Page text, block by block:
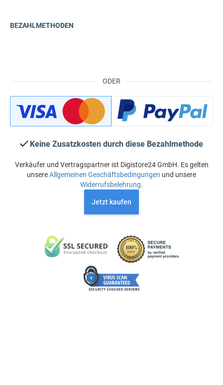
ODER
BEZAHLMETHODEN
Keine Zusatzkosten durch diese Bezahlmethode
Verkäufer und Vertragspartner ist Digistore24 GmbH. Es gelten
unsereAllgemeinen Geschäftsbedingungen und unsere
Widerrufsbelehrung.
Jetzt kaufen